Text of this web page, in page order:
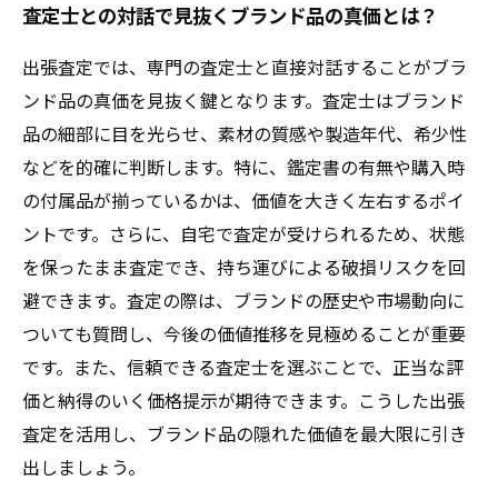
査定士との対話で見抜くブランド品の真価とは？
出張査定では、専門の査定士と直接対話することがブラ
ンド品の真価を見抜く鍵となります。査定士はブランド
品の細部に目を光らせ、素材の質感や製造年代、希少性
などを的確に判断します。特に、鑑定書の有無や購入時
の付属品が揃っているかは、価値を大きく左右するポイ
ントです。さらに、自宅で査定が受けられるため、状態
を保ったまま査定でき、持ち運びによる破損リスクを回
避できます。査定の際は、ブランドの歴史や市場動向に
ついても質問し、今後の価値推移を見極めることが重要
です。また、信頼できる査定士を選ぶことで、正当な評
価と納得のいく価格提示が期待できます。こうした出張
査定を活用し、ブランド品の隠れた価値を最大限に引き
出しましょう。